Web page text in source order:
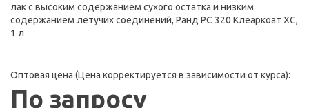
лак с высоким содержанием сухого остатка и низким
содержанием летучих соединений, Ранд РС 320 Клеаркоат ХС,
1 л
Оптовая цена (Цена корректируется в зависимости от курса):
По запросу